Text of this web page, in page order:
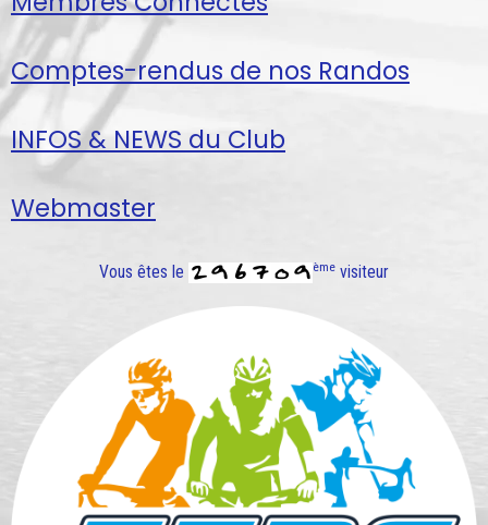
Comptes-rendus de nos Randos
INFOS & NEWS du Club
Webmaster
Vous êtes le ème visiteur